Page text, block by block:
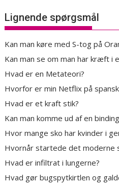
Lignende spørgsmål
Kan man køre med S-tog på
Kan man se om man har kræft i
Hvad er en Metateori?
Hvorfor er min Netflix på
Hvad er et kraft stik?
Kan man komme ud af en
Hvor mange sko har kvinder i
Hvornår startede det moderne
Hvad er infiltrat i lungerne?
Hvad gør bugspytkirtlen og